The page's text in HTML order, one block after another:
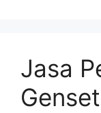
Jasa